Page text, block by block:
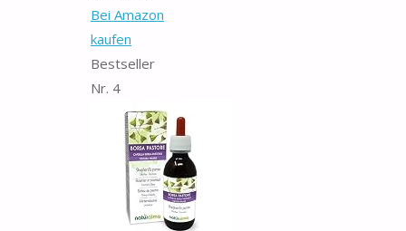
Bei Amazon
kaufen
Bestseller
Nr. 4